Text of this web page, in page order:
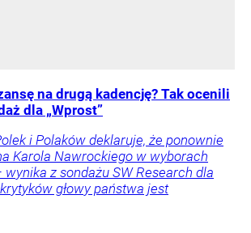
na drugą kadencję? Tak ocenili
dla „Wprost”
i Polaków deklaruje, że ponownie
Karola Nawrockiego w wyborach
z sondażu SW Research dla
głowy państwa jest